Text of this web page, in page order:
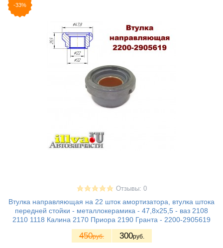
-33%
Отзывы: 0
Втулка направляющая на 22 шток амортизатора, втулка штока
передней стойки - металлокерамика - 47,8х25,5 - ваз 2108
2110 1118 Калина 2170 Приора 2190 Гранта - 2200-2905619
450руб. 300руб.